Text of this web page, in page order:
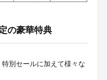
の豪華特典
別セールに加えて様々な